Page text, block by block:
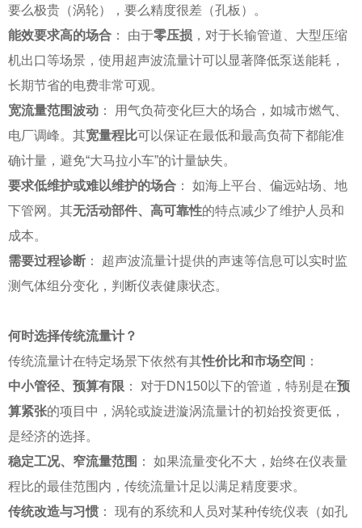
要么极贵（涡轮），要么精度很差（孔板）。
能效要求高的场合 ： 由于零压损 ，对于长输管道、大型压缩
机出口等场景，使用超声波流量计可以显著降低泵送能耗，
长期节省的电费非常可观。
宽流量范围波动 ： 用气负荷变化巨大的场合，如城市燃气、
电厂调峰。其宽量程比可以保证在最低和最高负荷下都能准
确计量，避免“大马拉小车”的计量缺失。
要求低维护或难以维护的场合 ： 如海上平台、偏远站场、地
下管网。其无活动部件、高可靠性的特点减少了维护人员和
成本。
需要过程诊断 ： 超声波流量计提供的声速等信息可以实时监
测气体组分变化，判断仪表健康状态。
何时选择传统流量计？
传统流量计在特定场景下依然有其性价比和市场空间 ：
中小管径、预算有限 ： 对于DN150以下的管道，特别是在预
算紧张的项目中，涡轮或旋进漩涡流量计的初始投资更低，
是经济的选择。
稳定工况、窄流量范围 ： 如果流量变化不大，始终在仪表量
程比的最佳范围内，传统流量计足以满足精度要求。
传统改造与习惯 ： 现有的系统和人员对某种传统仪表（如孔